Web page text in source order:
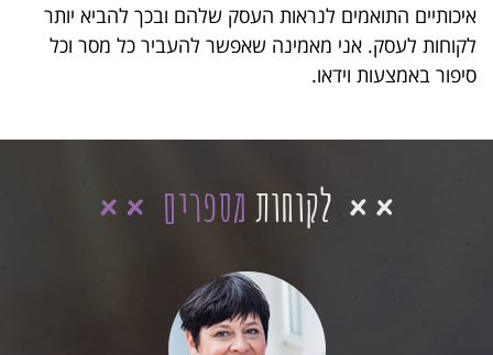
איכותיים התואמים לנראות העסק שלהם ובכך להביא יותר
לקוחות לעסק. אני מאמינה שאפשר להעביר כל מסר וכל
סיפור באמצעות וידאו.
לקוחותמספרים